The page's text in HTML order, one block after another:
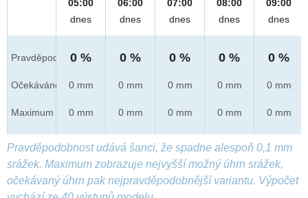
Pravděpod.
Očekáváno
Maximum
05:00
dnes
0 %
0 mm
0 mm
06:00
dnes
0 %
0 mm
0 mm
07:00
dnes
0 %
0 mm
0 mm
08:00
dnes
0 %
0 mm
0 mm
09:00
dnes
0 %
0 mm
0 mm
Pravděpodobnost udává šanci, že spadne alespoň 0,1 mm
srážek. Maximum zobrazuje nejvyšší možný úhrn srážek,
očekávaný úhrn pak nejpravděpodobnější variantu. Výpočet